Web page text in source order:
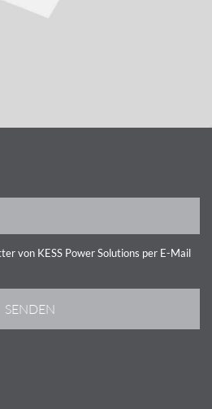
von KESS Power Solutions per E-Mail